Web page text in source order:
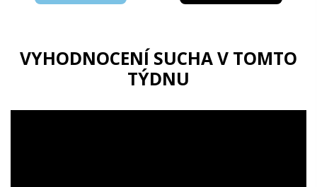
VYHODNOCENÍ SUCHA V TOMTO
TÝDNU